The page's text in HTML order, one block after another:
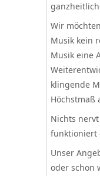
Wir
Musik kein
Musik eine
klingende
Höchstmaß
Nichts
funktioniert
Unser
oder schon